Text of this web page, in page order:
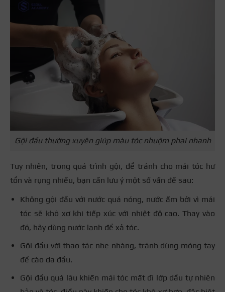
Gội đầu thường xuyên giúp màu tóc nhuộm phai nhanh
Tuy nhiên, trong quá trình gội, để tránh cho mái tóc hư
tổn và rụng nhiều, bạn cần lưu ý một số vấn đề sau:
Không gội đầu với nước quá nóng, nước ấm bởi vì mái
tóc sẽ khô xơ khi tiếp xúc với nhiệt độ cao. Thay vào
đó, hãy dùng nước lạnh để xả tóc.
Gội đầu với thao tác nhẹ nhàng, tránh dùng móng tay
để cào da đầu.
Gội đầu quá lâu khiến mái tóc mất đi lớp dầu tự nhiên